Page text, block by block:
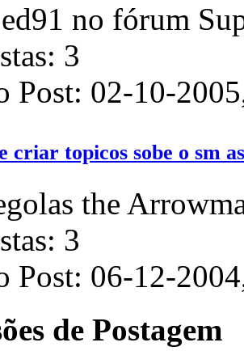
no fórum
3
Post: 02-10-
criar topicos sobe o sm
the
3
Post: 06-12-
de Postagem